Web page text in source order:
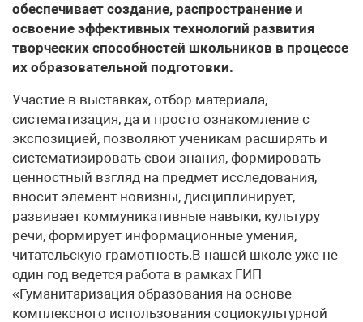
обеспечивает создание, распространение и
освоение эффективных технологий развития
творческих способностей школьников в процессе
их образовательной подготовки.
Участие в выставках, отбор материала,
систематизация, да и просто ознакомление с
экспозицией, позволяют ученикам расширять и
систематизировать свои знания, формировать
ценностный взгляд на предмет исследования,
вносит элемент новизны, дисциплинирует,
развивает коммуникативные навыки, культуру
речи, формирует информационные умения,
читательскую грамотность.В нашей школе уже не
один год ведется работа в рамках ГИП
«Гуманитаризация образования на основе
комплексного использования социокультурной